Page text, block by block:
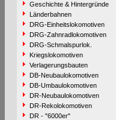
Geschichte & Hintergründe
Länderbahnen
DRG-Einheitslokomotiven
DRG-Zahnradlokomotiven
DRG-Schmalspurlok.
Kriegslokomotiven
Verlagerungsbauten
DB-Neubaulokomotiven
DB-Umbaulokomotiven
DR-Neubaulokomotiven
DR-Rekolokomotiven
DR - "6000er"